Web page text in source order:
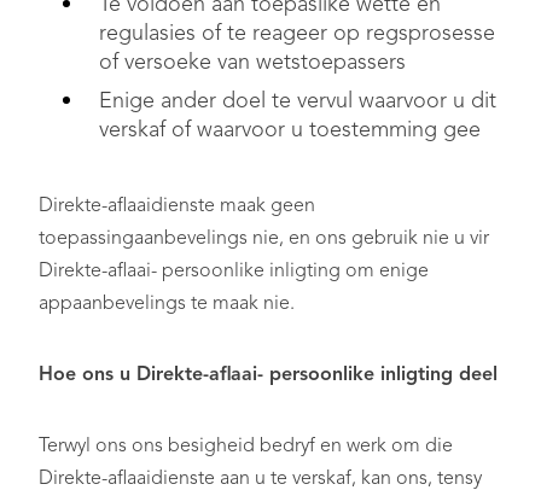
Te voldoen aan toepaslike wette en
regulasies of te reageer op regsprosesse
of versoeke van wetstoepassers
Enige ander doel te vervul waarvoor u dit
verskaf of waarvoor u toestemming gee
Direkte-aflaaidienste maak geen
toepassingaanbevelings nie, en ons gebruik nie u vir
Direkte-aflaai- persoonlike inligting om enige
appaanbevelings te maak nie.
Hoe ons u Direkte-aflaai- persoonlike inligting deel
Terwyl ons ons besigheid bedryf en werk om die
Direkte-aflaaidienste aan u te verskaf, kan ons, tensy